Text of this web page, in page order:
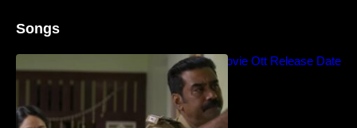
Songs
Blockbuster Thalavan Movie Ott Release Date
– Video Song Release